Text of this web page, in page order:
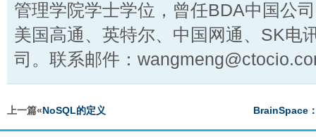
管理学院学士学位，曾任BDA中国公
美国高通、英特尔、中国网通、SK电
司。联系邮件：
上一篇«NoSQL的定义 BrainSpace